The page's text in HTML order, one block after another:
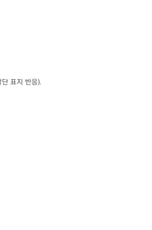
표지 반응).